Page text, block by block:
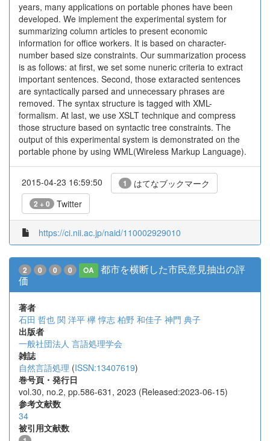
years, many applications on portable phones have been
developed. We implement the experimental system for
summarizing column articles to present economic
information for office workers. It is based on character-
number based size constraints. Our summarization process
is as follows: at first, we set some nuneric criteria to extract
important sentences. Second, those extaracted sentences
are syntactically parsed and unnecessary phrases are
removed. The syntax structure is tagged with XML-
formalism. At last, we use XSLT technique and compress
those structure based on syntactic tree constraints. The
output of this experimental system is demonstrated on the
portable phone by using WML(Wireless Markup Language).
2015-04-23 16:59:50 1 はてなブックマーク
2 + 0 Twitter
https://ci.nii.ac.jp/naid/110002929010
2 0 0 0 OA
都市を横断した市民意見抽出の評
価
著者
石田 哲也 関 洋平 欅 惇志 柏野 和佳子 神門 典子
出版者
一般社団法人 言語処理学会
雑誌
自然言語処理 (ISSN:13407619)
巻号頁・発行日
vol.30, no.2, pp.586-631, 2023 (Released:2023-06-15)
参考文献数
34
被引用文献数